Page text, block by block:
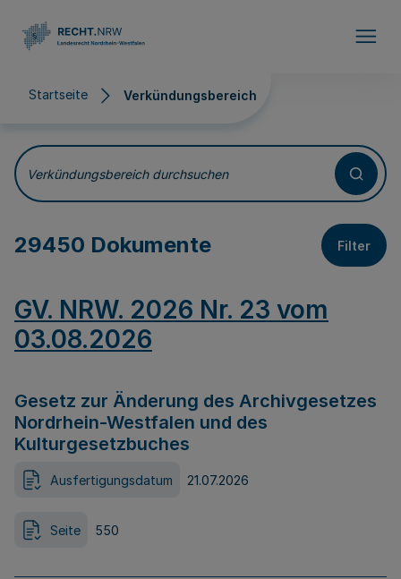
Startseite Verkündungsbereich
Verkündungsbereich
Verkündungsbereich durchsuchen
29450 Dokumente Filter
GV. NRW. 2026 Nr. 23 vom
03.08.2026
Gesetz zur Änderung des Archivgesetzes
Nordrhein-Westfalen und des
Kulturgesetzbuches
Ausfertigungsdatum 21.07.2026
Seite 550